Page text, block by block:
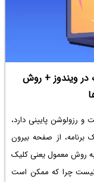
ویندوز + روش
رزولوشن پایینی دارد،
برنامه، از صفحه بیرون
روش معمول یعنی کلیک
نیست چرا که ممکن است